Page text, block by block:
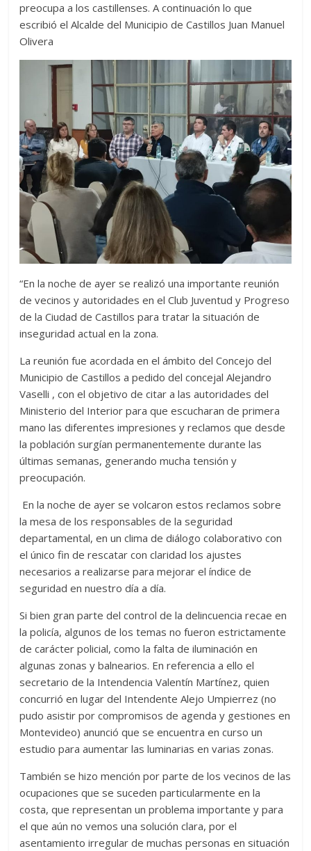
preocupa a los castillenses. A continuación lo que
escribió el Alcalde del Municipio de Castillos Juan Manuel
Olivera
“En la noche de ayer se realizó una importante reunión
de vecinos y autoridades en el Club Juventud y Progreso
de la Ciudad de Castillos para tratar la situación de
inseguridad actual en la zona.
La reunión fue acordada en el ámbito del Concejo del
Municipio de Castillos a pedido del concejal Alejandro
Vaselli , con el objetivo de citar a las autoridades del
Ministerio del Interior para que escucharan de primera
mano las diferentes impresiones y reclamos que desde
la población surgían permanentemente durante las
últimas semanas, generando mucha tensión y
preocupación.
En la noche de ayer se volcaron estos reclamos sobre
la mesa de los responsables de la seguridad
departamental, en un clima de diálogo colaborativo con
el único fin de rescatar con claridad los ajustes
necesarios a realizarse para mejorar el índice de
seguridad en nuestro día a día.
Si bien gran parte del control de la delincuencia recae en
la policía, algunos de los temas no fueron estrictamente
de carácter policial, como la falta de iluminación en
algunas zonas y balnearios. En referencia a ello el
secretario de la Intendencia Valentín Martínez, quien
concurrió en lugar del Intendente Alejo Umpierrez (no
pudo asistir por compromisos de agenda y gestiones en
Montevideo) anunció que se encuentra en curso un
estudio para aumentar las luminarias en varias zonas.
También se hizo mención por parte de los vecinos de las
ocupaciones que se suceden particularmente en la
costa, que representan un problema importante y para
el que aún no vemos una solución clara, por el
asentamiento irregular de muchas personas en situación